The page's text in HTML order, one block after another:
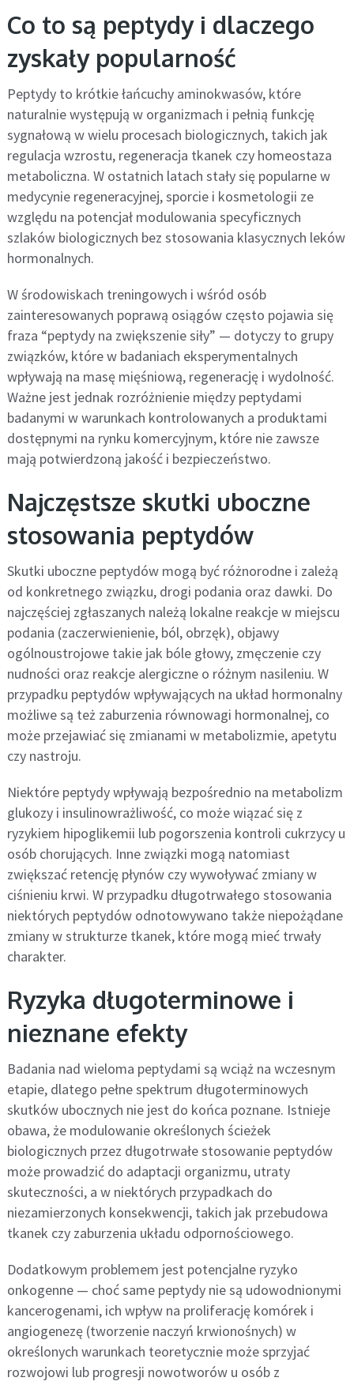
Co to są peptydy i dlaczego
zyskały popularność
Peptydy to krótkie łańcuchy aminokwasów, które
naturalnie występują w organizmach i pełnią funkcję
sygnałową w wielu procesach biologicznych, takich jak
regulacja wzrostu, regeneracja tkanek czy homeostaza
metaboliczna. W ostatnich latach stały się popularne w
medycynie regeneracyjnej, sporcie i kosmetologii ze
względu na potencjał modulowania specyficznych
szlaków biologicznych bez stosowania klasycznych leków
hormonalnych.
W środowiskach treningowych i wśród osób
zainteresowanych poprawą osiągów często pojawia się
fraza “peptydy na zwiększenie siły” — dotyczy to grupy
związków, które w badaniach eksperymentalnych
wpływają na masę mięśniową, regenerację i wydolność.
Ważne jest jednak rozróżnienie między peptydami
badanymi w warunkach kontrolowanych a produktami
dostępnymi na rynku komercyjnym, które nie zawsze
mają potwierdzoną jakość i bezpieczeństwo.
Najczęstsze skutki uboczne
stosowania peptydów
Skutki uboczne peptydów mogą być różnorodne i zależą
od konkretnego związku, drogi podania oraz dawki. Do
najczęściej zgłaszanych należą lokalne reakcje w miejscu
podania (zaczerwienienie, ból, obrzęk), objawy
ogólnoustrojowe takie jak bóle głowy, zmęczenie czy
nudności oraz reakcje alergiczne o różnym nasileniu. W
przypadku peptydów wpływających na układ hormonalny
możliwe są też zaburzenia równowagi hormonalnej, co
może przejawiać się zmianami w metabolizmie, apetytu
czy nastroju.
Niektóre peptydy wpływają bezpośrednio na metabolizm
glukozy i insulinowrażliwość, co może wiązać się z
ryzykiem hipoglikemii lub pogorszenia kontroli cukrzycy u
osób chorujących. Inne związki mogą natomiast
zwiększać retencję płynów czy wywoływać zmiany w
ciśnieniu krwi. W przypadku długotrwałego stosowania
niektórych peptydów odnotowywano także niepożądane
zmiany w strukturze tkanek, które mogą mieć trwały
charakter.
Ryzyka długoterminowe i
nieznane efekty
Badania nad wieloma peptydami są wciąż na wczesnym
etapie, dlatego pełne spektrum długoterminowych
skutków ubocznych nie jest do końca poznane. Istnieje
obawa, że modulowanie określonych ścieżek
biologicznych przez długotrwałe stosowanie peptydów
może prowadzić do adaptacji organizmu, utraty
skuteczności, a w niektórych przypadkach do
niezamierzonych konsekwencji, takich jak przebudowa
tkanek czy zaburzenia układu odpornościowego.
Dodatkowym problemem jest potencjalne ryzyko
onkogenne — choć same peptydy nie są udowodnionymi
kancerogenami, ich wpływ na proliferację komórek i
angiogenezę (tworzenie naczyń krwionośnych) w
określonych warunkach teoretycznie może sprzyjać
rozwojowi lub progresji nowotworów u osób z